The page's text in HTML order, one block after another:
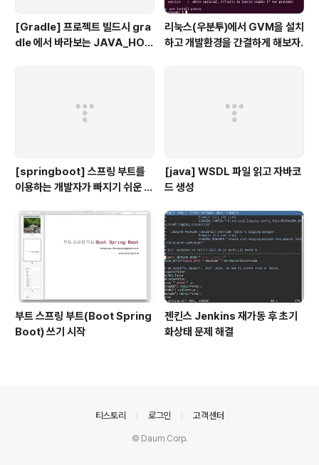
[Gradle] 프로젝트 빌드시 gra
dle 에서 바라보는 JAVA_HOM
리눅스(우분투)에서 GVM을 설치
하고 개발환경을 간결하게 해보자.
[springboot] 스프링 부트를
이용하는 개발자가 빠지기 쉬운 착
[java] WSDL 파일 읽고 자바코
드 생성
부트 스프링 부트(Boot Spring
Boot) 쓰기 시작
젠킨스 Jenkins 재가동 후 초기
화상태 문제 해결
티스토리 로그인 고객센터
© Daum Corp.